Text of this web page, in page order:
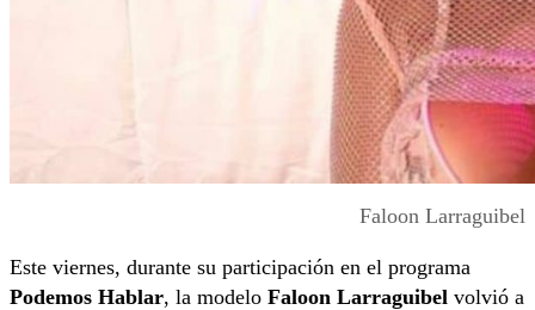
Faloon Larraguibel
Este viernes, durante su participación en el programa
Podemos Hablar, la modelo Faloon Larraguibel volvió a